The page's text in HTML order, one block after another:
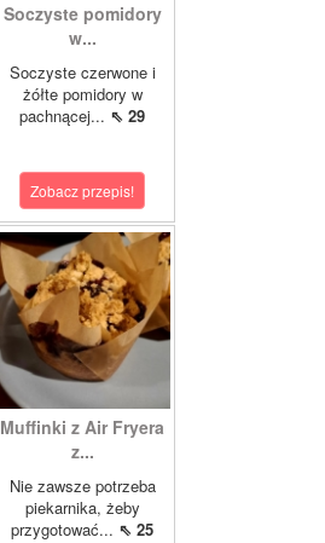
Soczyste pomidory
w...
Soczyste czerwone i
żółte pomidory w
pachnącej... ⇖ 29
Zobacz przepis!
Muffinki z Air Fryera
z...
Nie zawsze potrzeba
piekarnika, żeby
przygotować... ⇖ 25